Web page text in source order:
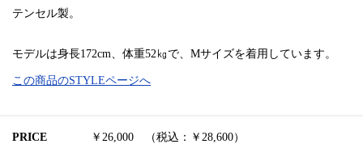
テンセル製。
モデルは身長172cm、体重52㎏で、Mサイズを着用しています。
この商品のSTYLEページへ
PRICE ￥26,000 （税込：￥28,600）